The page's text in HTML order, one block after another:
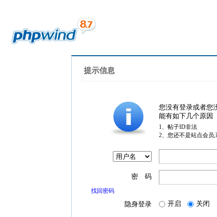
提示信息
您没有登录或者您
能有如下几个原因
1、帖子ID非法
2、您还不是站点会员
密 码
找回密码
隐身登录 开启 关闭